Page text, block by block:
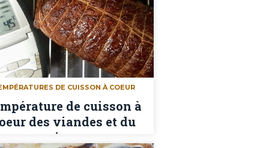
DE CUISSON À COEUR
de cuisson à
des viandes et du
poisson